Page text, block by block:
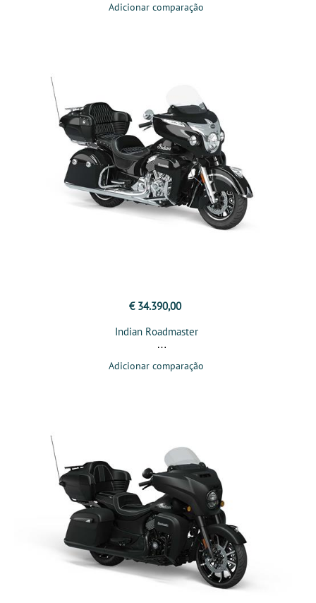
Adicionar comparação
€ 34.390,00
Indian Roadmaster
Adicionar comparação